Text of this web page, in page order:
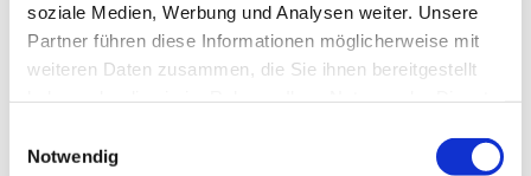
soziale Medien, Werbung und Analysen weiter. Unsere
Partner führen diese Informationen möglicherweise mit
weiteren Daten zusammen, die Sie ihnen bereitgestellt
Notwendig